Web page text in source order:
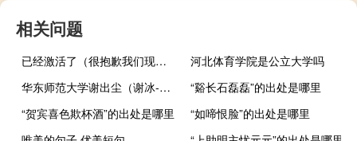
相关问题
已经激活了（很抱歉我们现在无法继续激活）
河北体育学院是公立大学吗
华东师范大学谢出尘（谢冰-华东师范大学教授简介）
“谿长石磊磊”的出处是哪里
“贺宾喜色欺杯酒”的出处是哪里
“如啼恨脸”的出处是哪里